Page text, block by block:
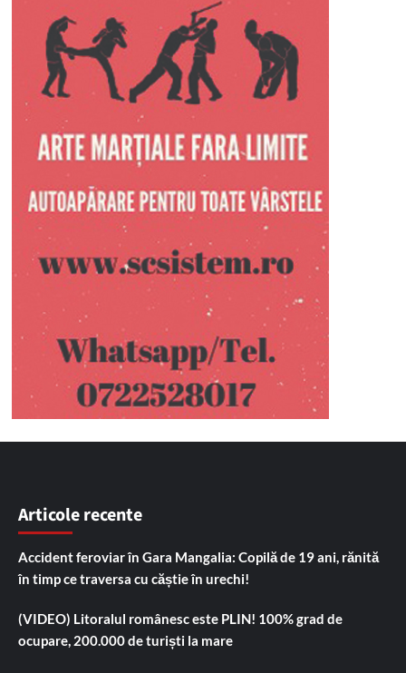
Articole recente
Accident feroviar în Gara Mangalia: Copilă de 19 ani, rănită
în timp ce traversa cu căștie în urechi!
(VIDEO) Litoralul românesc este PLIN! 100% grad de
ocupare, 200.000 de turiști la mare